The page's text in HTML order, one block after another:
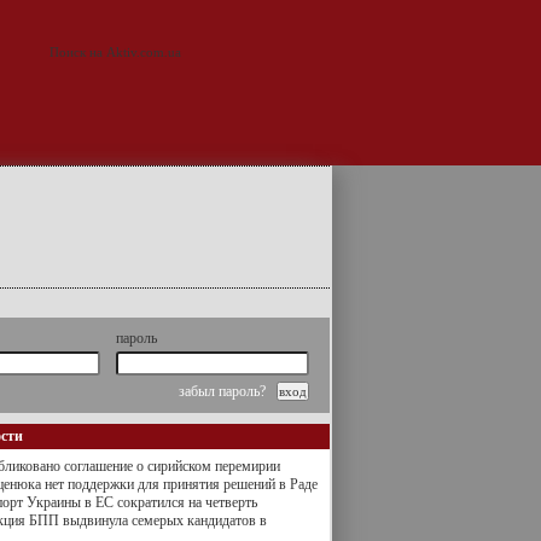
пароль
забыл пароль?
соглашение о сирийском перемирии
нет поддержки для принятия решений в Раде
Украины в ЕС сократился на четверть
БПП выдвинула семерых кандидатов в